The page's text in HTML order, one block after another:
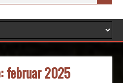
februar 2025